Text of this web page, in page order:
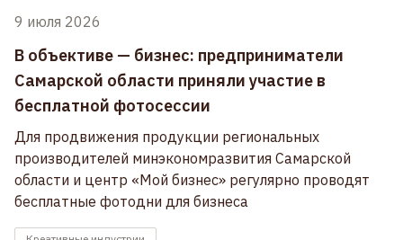
9 июля 2026
В объективе — бизнес: предприниматели
Самарской области приняли участие в
бесплатной фотосессии
Для продвижения продукции региональных
производителей минэкономразвития Самарской
области и центр «Мой бизнес» регулярно проводят
бесплатные фотодни для бизнеса